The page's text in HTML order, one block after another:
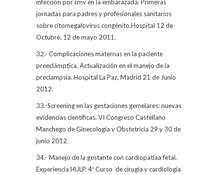
infección por cmv en la embarazada. Primeras
jornadas para padres y profesionales sanitarios
sobre citomegalovirus congénito.Hospital 12 de
Octubre. 12 de mayo 2011.
32.- Complicaciones maternas en la paciente
preeclámptica. Actualización en el manejo de la
preclampsia. Hospital La Paz, Madrid 21 de Junio
2012.
33.-Screening en las gestaciones gemelares: nuevas
evidencias científicas. VI Congreso Castellano
Manchego de Ginecología y Obstetricia 29 y 30 de
junio 2012.
34.- Manejo de la gestante con cardiopatíaa fetal.
Experiencia HULP. 4º Curso de cirugía y cardiología